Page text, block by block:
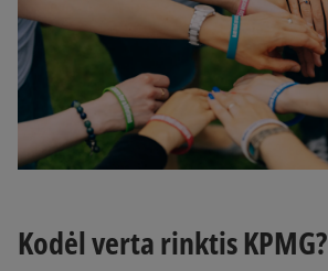
Kodėl verta rinktis KPMG?